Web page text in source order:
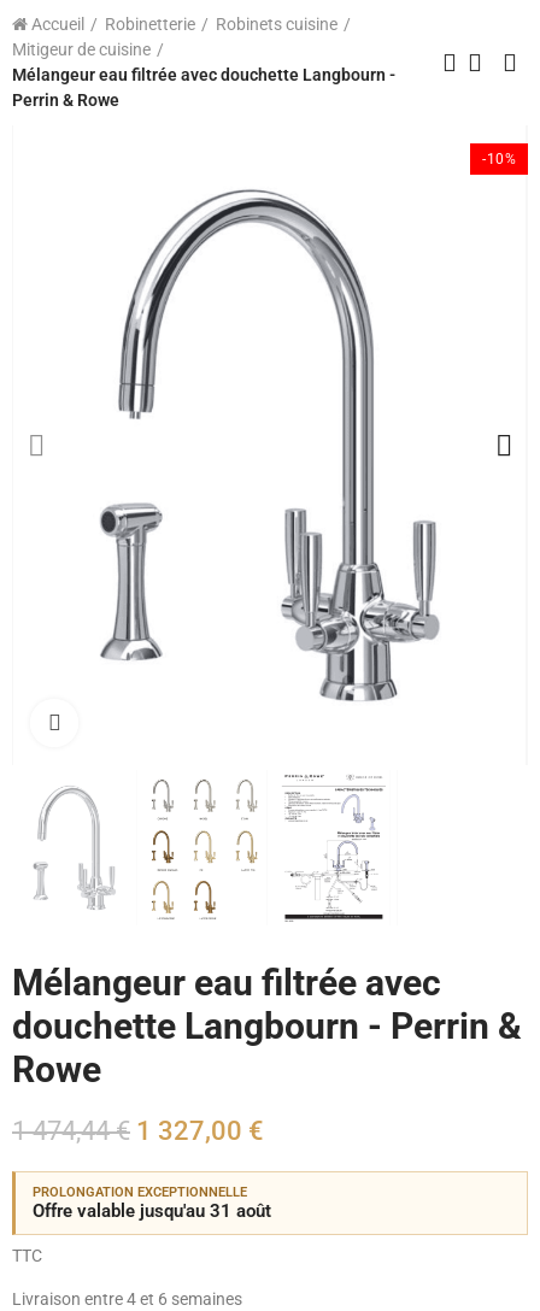
Accueil Robinetterie
Robinets cuisine
Mitigeur de cuisine
Mélangeur eau filtrée avec douchette Langbourn -
Perrin & Rowe
-10%
Mélangeur eau filtrée avec
douchette Langbourn - Perrin &
Rowe
1 474,44 € 1 327,00 €
PROLONGATION EXCEPTIONNELLE
Offre valable jusqu'au 31 août
TTC
Livraison entre 4 et 6 semaines